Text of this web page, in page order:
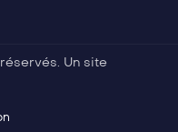
Un site